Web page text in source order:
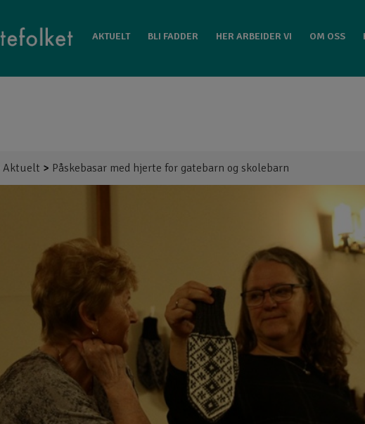
AKTUELT BLI FADDER HER ARBEIDER VI OM OSS
HER ARBEIDER VI OM OSS KONTAKT GATEFOLKET
Aktuelt > Påskebasar med hjerte for gatebarn og skolebarn